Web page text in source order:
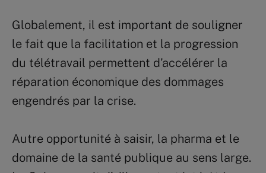
Globalement, il est important de souligner
le fait que la facilitation et la progression
du télétravail permettent d’accélérer la
réparation économique des dommages
engendrés par la crise.
Autre opportunité à saisir, la pharma et le
domaine de la santé publique au sens large.